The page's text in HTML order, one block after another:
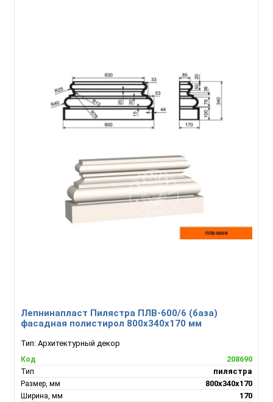
Лепнинапласт Пилястра ПЛВ-600/6 (база)
фасадная полистирол 800х340х170 мм
Тип: Архитектурный декор
Код 208690
Тип пилястра
Размер, мм 800х340х170
Ширина, мм 170